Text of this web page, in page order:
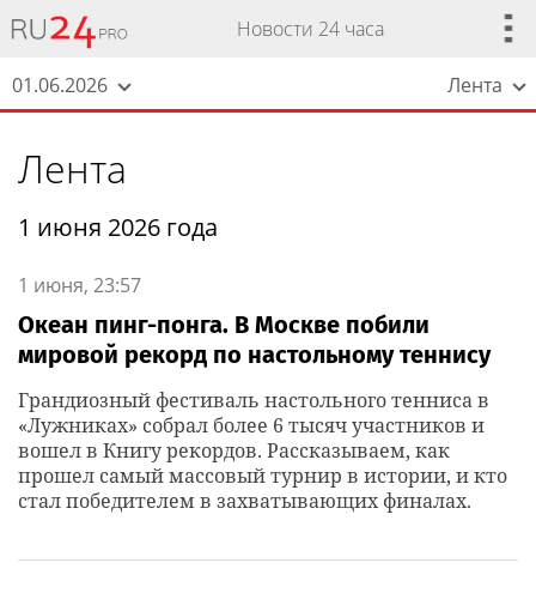
Новости 24 часа
01.06.2026 Лента
Лента
1 июня 2026 года
1 июня, 23:57
Океан пинг-понга. В Москве побили
мировой рекорд по настольному теннису
Грандиозный фестиваль настольного тенниса в
«Лужниках» собрал более 6 тысяч участников и
вошел в Книгу рекордов. Рассказываем, как
прошел самый массовый турнир в истории, и кто
стал победителем в захватывающих финалах.